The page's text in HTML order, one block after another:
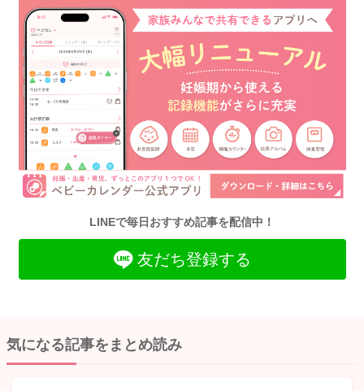
LINEで毎日おすすめ記事を配信中！
友だち登録する
気になる記事をまとめ読み